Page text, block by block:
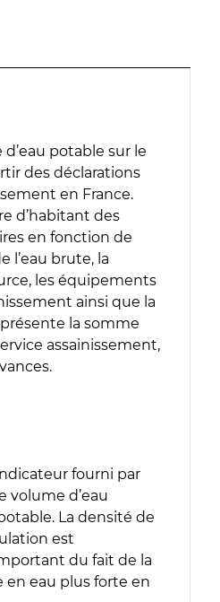
potable sur le
des déclarations
en France.
d’habitant des
en fonction de
l’eau brute, la
les équipements
ainsi que la
la somme
assainissement,
fourni par
volume d’eau
La densité de
est
du fait de la
eau plus forte en